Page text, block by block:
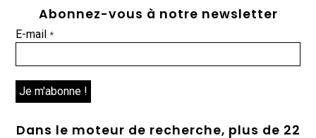
Abonnez-vous à notre newsletter
E-mail*
Dans le moteur de recherche, plus de 22